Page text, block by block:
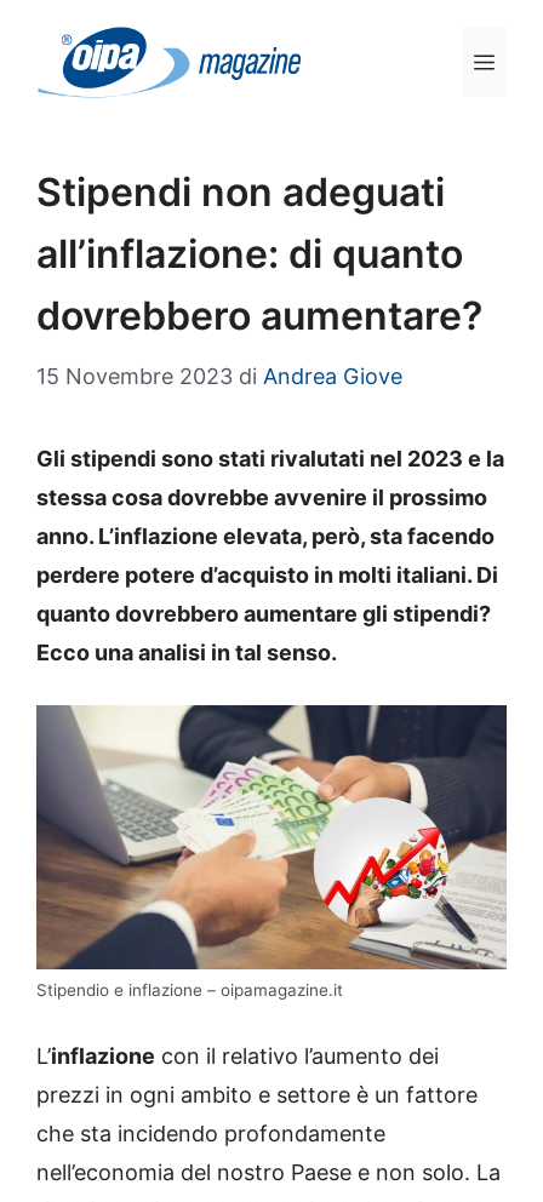
contenuto
Stipendi non adeguati
all’inflazione: di quanto
dovrebbero aumentare?
15 Novembre 2023 di Andrea Giove
Gli stipendi sono stati rivalutati nel 2023 e la
stessa cosa dovrebbe avvenire il prossimo
anno. L’inflazione elevata, però, sta facendo
perdere potere d’acquisto in molti italiani. Di
quanto dovrebbero aumentare gli stipendi?
Ecco una analisi in tal senso.
Stipendio e inflazione – oipamagazine.it
L’inflazione con il relativo l’aumento dei
prezzi in ogni ambito e settore è un fattore
che sta incidendo profondamente
nell’economia del nostro Paese e non solo. La